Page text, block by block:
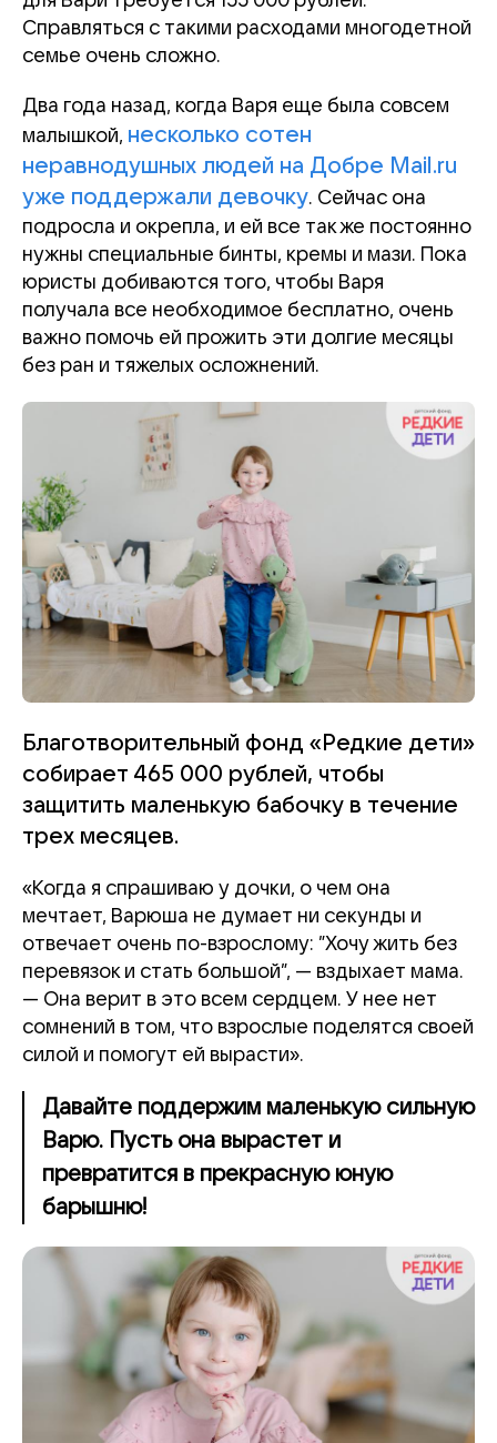
Справляться с такими расходами многодетной
семье очень сложно.
Два года назад, когда Варя еще была совсем
малышкой, несколько сотен
неравнодушных людей на Добре Mail.ru
уже поддержали девочку. Сейчас она
подросла и окрепла, и ей все так же постоянно
нужны специальные бинты, кремы и мази. Пока
юристы добиваются того, чтобы Варя
получала все необходимое бесплатно, очень
важно помочь ей прожить эти долгие месяцы
без ран и тяжелых осложнений.
Благотворительный фонд «Редкие дети»
собирает 465 000 рублей, чтобы
защитить маленькую бабочку в течение
трех месяцев.
«Когда я спрашиваю у дочки, о чем она
мечтает, Варюша не думает ни секунды и
отвечает очень по-взрослому: ”Хочу жить без
перевязок и стать большой”, — вздыхает мама.
— Она верит в это всем сердцем. У нее нет
сомнений в том, что взрослые поделятся своей
силой и помогут ей вырасти».
Давайте поддержим маленькую сильную
Варю. Пусть она вырастет и
превратится в прекрасную юную
барышню!